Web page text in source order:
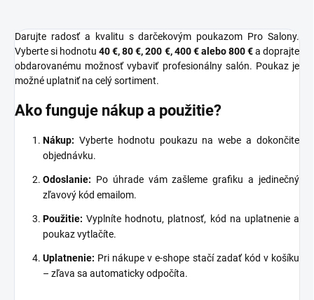
Darujte radosť a kvalitu s darčekovým poukazom Pro Salony.
Vyberte si hodnotu40 €, 80 €, 200 €, 400 € alebo 800 €a doprajte
obdarovanému možnosť vybaviť profesionálny salón. Poukaz je
možné uplatniť na celý sortiment.
Ako funguje nákup a použitie?
Nákup: Vyberte hodnotu poukazu na webe a dokončite
objednávku.
Odoslanie: Po úhrade vám zašleme grafiku a jedinečný
zľavový kód emailom.
Použitie: Vyplníte hodnotu, platnosť, kód na uplatnenie a
poukaz vytlačíte.
Uplatnenie: Pri nákupe v e-shope stačí zadať kód v košíku
– zľava sa automaticky odpočíta.